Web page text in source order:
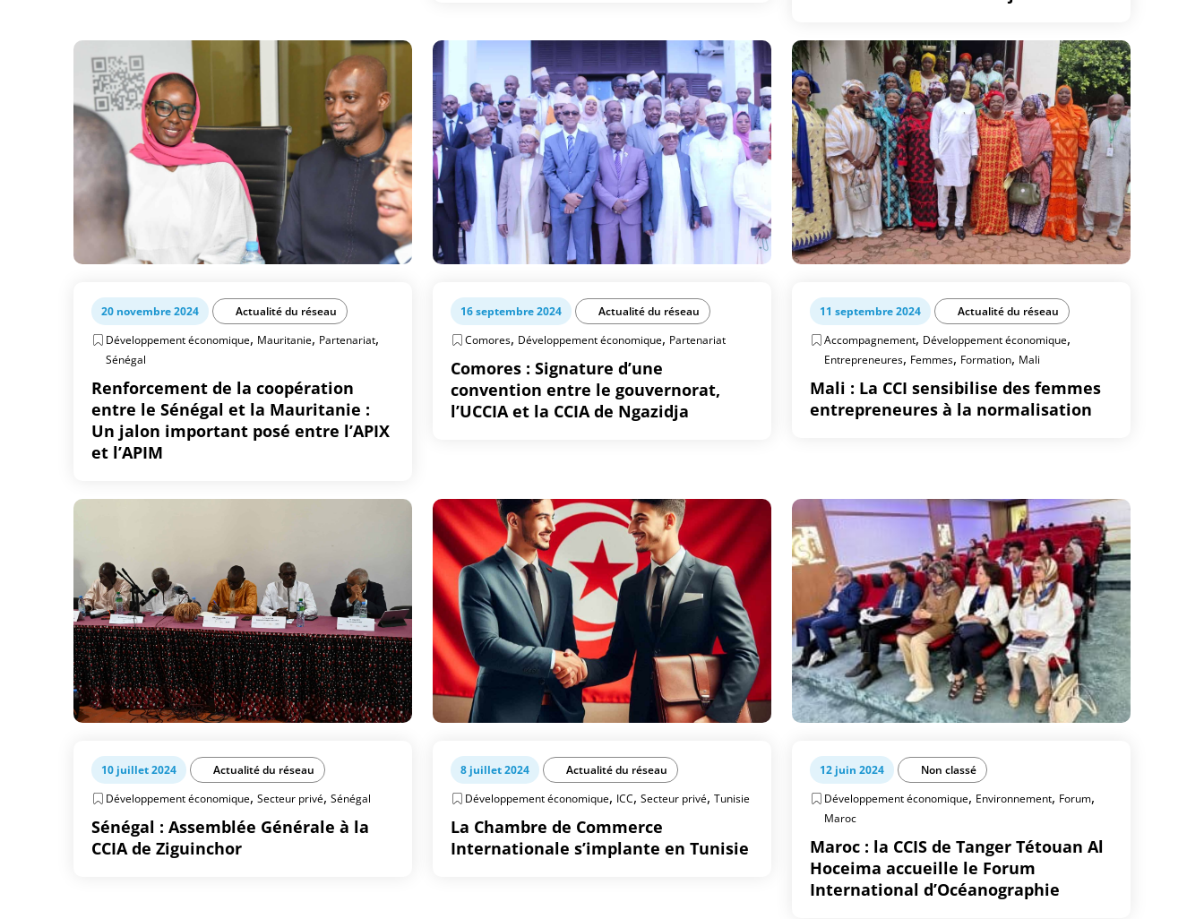
20 novembre 2024
Actualité du réseau
Développement économique, Mauritanie, Partenariat,
Sénégal
Renforcement de la coopération
entre le Sénégal et la Mauritanie :
Un jalon important posé entre l’APIX
et l’APIM
16 septembre 2024
Actualité du réseau
Comores, Développement économique, Partenariat
Comores : Signature d’une
convention entre le gouvernorat,
l’UCCIA et la CCIA de Ngazidja
11 septembre 2024
Actualité du réseau
Accompagnement, Développement économique,
Entrepreneures, Femmes, Formation, Mali
Mali : La CCI sensibilise des femmes
entrepreneures à la normalisation
10 juillet 2024
Actualité du réseau
Développement économique, Secteur privé, Sénégal
Sénégal : Assemblée Générale à la
CCIA de Ziguinchor
8 juillet 2024
Actualité du réseau
Développement économique, ICC,Secteur privé,Tunisie
La Chambre de Commerce
Internationale s’implante en Tunisie
12 juin 2024
Non classé
Développement économique, Environnement, Forum,
Maroc
Maroc : la CCIS de Tanger Tétouan Al
Hoceima accueille le Forum
International d’Océanographie